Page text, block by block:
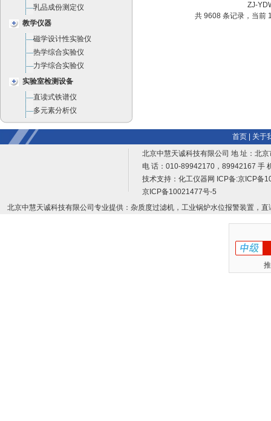
乳品成份测定仪
教学仪器
磁学设计性实验仪
热学综合实验仪
力学综合实验仪
实验室检测设备
直读式铁谱仪
多元素分析仪
ZJ-
共 9608 条记录，当前
首页|
关于
北京中慧天诚科技有限公司 地 址：北
电 话：010-89942170，89942167 手
技术支持： 化工仪器网 ICP备:京ICP备
京ICP备10021477号-5
北京中慧天诚科技有限公司专业提供：杂质度过滤机，工业锅炉水位报警装置，